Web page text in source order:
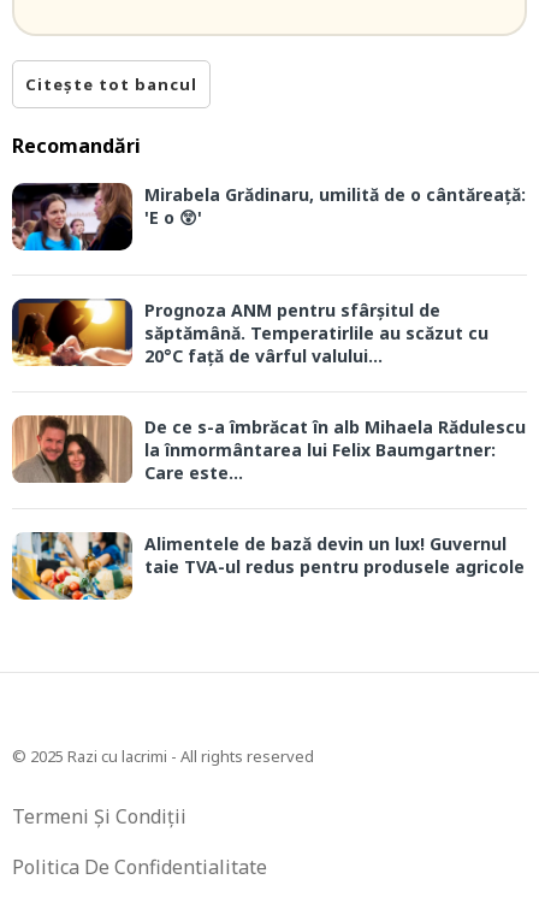
Citește tot bancul
Recomandări
Mirabela Grădinaru, umilită de o cântăreață:
'E o 😲'
Prognoza ANM pentru sfârșitul de
săptămână. Temperatirlile au scăzut cu
20°C față de vârful valului...
De ce s-a îmbrăcat în alb Mihaela Rădulescu
la înmormântarea lui Felix Baumgartner:
Care este...
Alimentele de bază devin un lux! Guvernul
taie TVA-ul redus pentru produsele agricole
© 2025 Razi cu lacrimi - All rights reserved
Termeni Și Condiții
Politica De Confidentialitate